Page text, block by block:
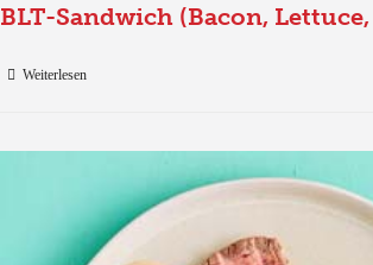
BLT-Sandwich (Bacon,
Weiterlesen